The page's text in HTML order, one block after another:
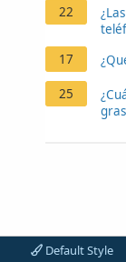
22
17
25
Default Style